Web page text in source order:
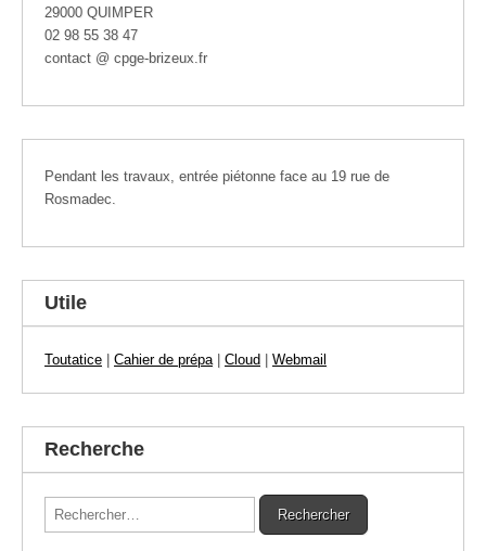
29000 QUIMPER
02 98 55 38 47
contact @ cpge-brizeux.fr
Pendant les travaux, entrée piétonne face au 19 rue de
Rosmadec.
Utile
Toutatice Cahier de prépa| Cloud Webmail
Recherche
Rechercher :